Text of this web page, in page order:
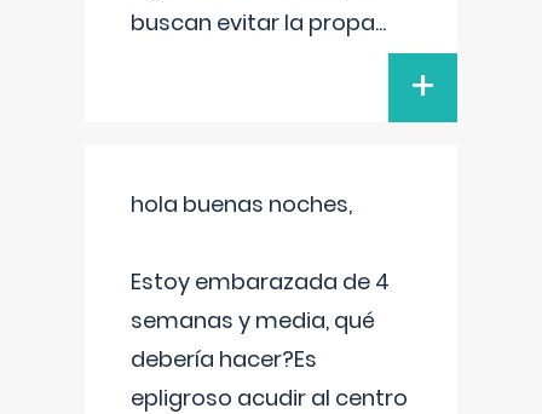
buscan evitar la propa...
+
hola buenas noches,
Estoy embarazada de 4
semanas y media, qué
debería hacer?Es
epligroso acudir al centro